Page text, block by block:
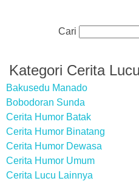
Cari
Kategori Cerita Lucu
Bakusedu Manado
Bobodoran Sunda
Cerita Humor Batak
Cerita Humor Binatang
Cerita Humor Dewasa
Cerita Humor Umum
Cerita Lucu Lainnya